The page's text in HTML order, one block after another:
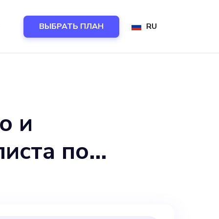
ВЫБРАТЬ ПЛАН RU
и
по